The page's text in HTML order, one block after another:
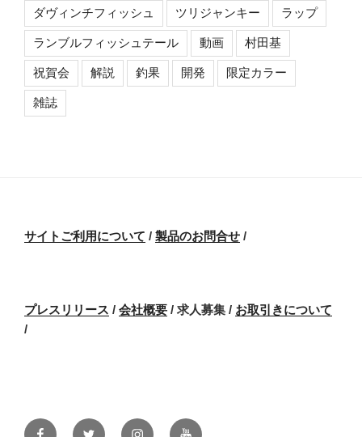
ダヴィンチフィッシュ ツリジャンキー ラップ
ランブルフィッシュテール 動画 村田基
祝賀会 解説 釣果 開発 限定カラー
雑誌
サイトご利用について / 製品のお問合せ /
プレスリリース / 会社概要 / 求人募集 / お取引きについて
/
FacebookTwitter InstagramYoutube